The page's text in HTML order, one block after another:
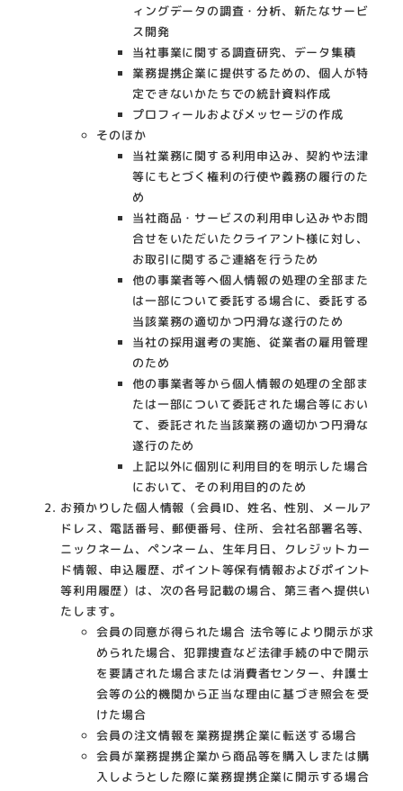
ィングデータの調査・分析、新たなサービ
ス開発
当社事業に関する調査研究、データ集積
業務提携企業に提供するための、個人が特
定できないかたちでの統計資料作成
プロフィールおよびメッセージの作成
そのほか
当社業務に関する利用申込み、契約や法津
等にもとづく権利の行使や義務の履行のた
め
当社商品・サービスの利用申し込みやお問
合せをいただいたクライアント様に対し、
お取引に関するご連絡を行うため
他の事業者等へ個人情報の処理の全部また
は一部について委託する場合に、委託する
当該業務の適切かつ円滑な遂行のため
当社の採用選考の実施、従業者の雇用管理
のため
他の事業者等から個人情報の処理の全部ま
たは一部について委託された場合等におい
て、委託された当該業務の適切かつ円滑な
遂行のため
上記以外に個別に利用目的を明示した場合
において、その利用目的のため
お預かりした個人情報（会員ID、姓名、性別、メールア
ドレス、電話番号、郵便番号、住所、会社名部署名等、
ニックネーム、ペンネーム、生年月日、クレジットカー
ド情報、申込履歴、ポイント等保有情報およびポイント
等利用履歴）は、次の各号記載の場合、第三者へ提供い
たします。
会員の同意が得られた場合 法令等により開示が求
められた場合、犯罪捜査など法律手続の中で開示
を要請された場合または消費者センター、弁護士
会等の公的機関から正当な理由に基づき照会を受
けた場合
会員の注文情報を業務提携企業に転送する場合
会員が業務提携企業から商品等を購入しまたは購
入しようとした際に業務提携企業に開示する場合